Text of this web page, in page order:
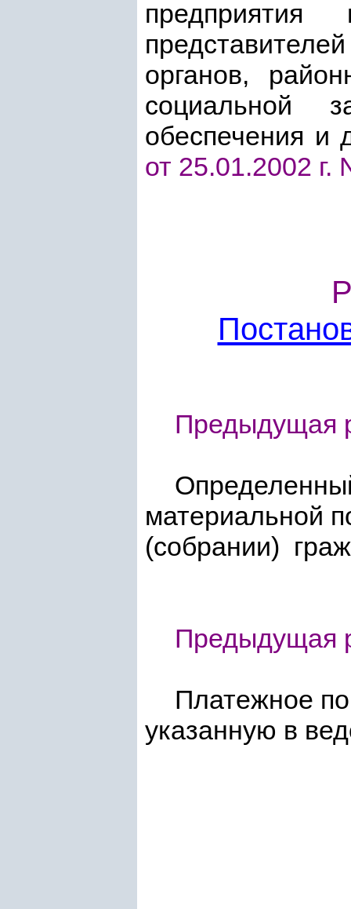
предприятия
органов,
социальной
обеспечения и
от 25.01.2002 г.
Предыдущая
материальной
(собрании)
Предыдущая
Платежное
указанную в